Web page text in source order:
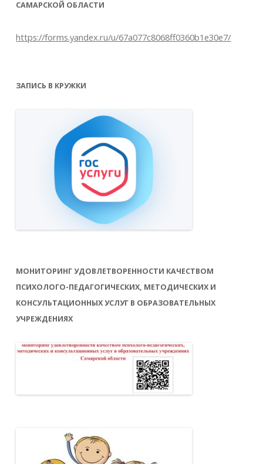
САМАРСКОЙ ОБЛАСТИ
https://forms.yandex.ru/u/67a077c8068ff0360b1e30e7/
ЗАПИСЬ В КРУЖКИ
МОНИТОРИНГ УДОВЛЕТВОРЕННОСТИ КАЧЕСТВОМ
ПСИХОЛОГО-ПЕДАГОГИЧЕСКИХ, МЕТОДИЧЕСКИХ И
КОНСУЛЬТАЦИОННЫХ УСЛУГ В ОБРАЗОВАТЕЛЬНЫХ
УЧРЕЖДЕНИЯХ